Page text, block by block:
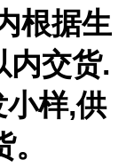
根据生
内交货.
小样,供